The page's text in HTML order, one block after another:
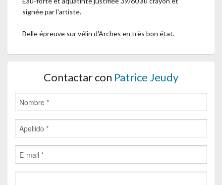
signée par l'artiste.
Belle épreuve sur vélin d'Arches en très bon état.
Contactar con Patrice Jeudy